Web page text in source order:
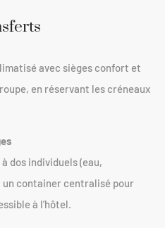
avec sièges confort et
en réservant les créneaux
dos individuels (eau,
container centralisé pour
à l’hôtel.